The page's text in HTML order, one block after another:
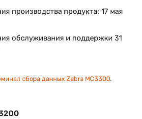
производства продукта: 17 мая
обслуживания и поддержки 31
сбора данных Zebra MC3300.